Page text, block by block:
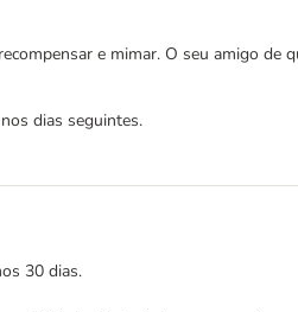
e mimar. O seu amigo de
dias seguintes.
30 dias.